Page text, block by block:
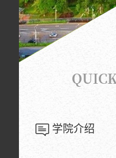
学院介绍